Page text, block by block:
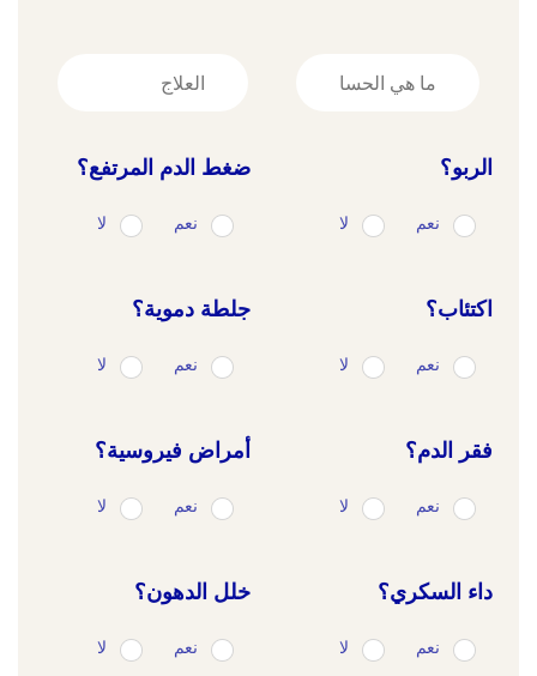
الربو؟ ضغط الدم المرتفع؟
نعم لا نعم لا
اكتئاب؟ جلطة دموية؟
نعم لا نعم لا
فقر الدم؟ أمراض فيروسية؟
نعم لا نعم لا
داء السكري؟ خلل الدهون؟
نعم لا نعم لا